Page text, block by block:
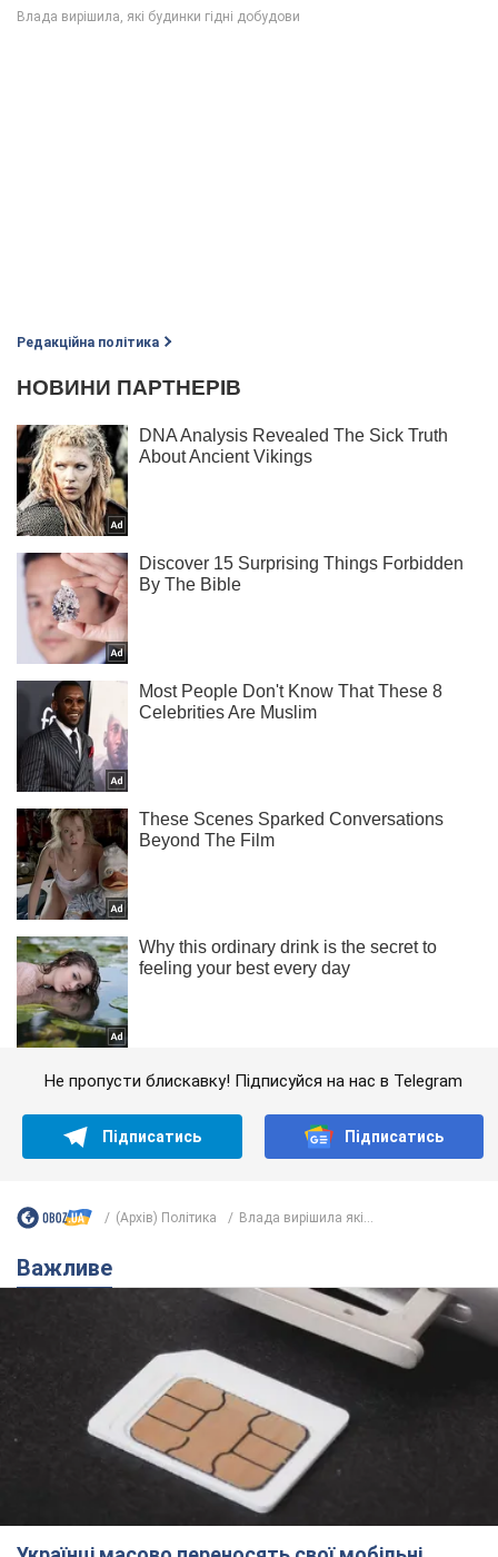
Редакційна політика
Не пропусти блискавку! Підписуйся на нас в Telegram
Підписатись Підписатись
(Архів) Політика Влада вирішила які...
Важливе